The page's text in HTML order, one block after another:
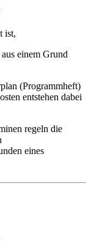
ist,
einem Grund
(Programmheft)
entstehen dabei
regeln die
eines